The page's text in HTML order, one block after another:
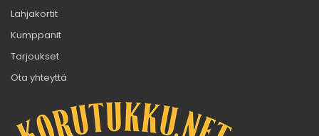
Lahjakortit
Kumppanit
Tarjoukset
Ota yhteyttä